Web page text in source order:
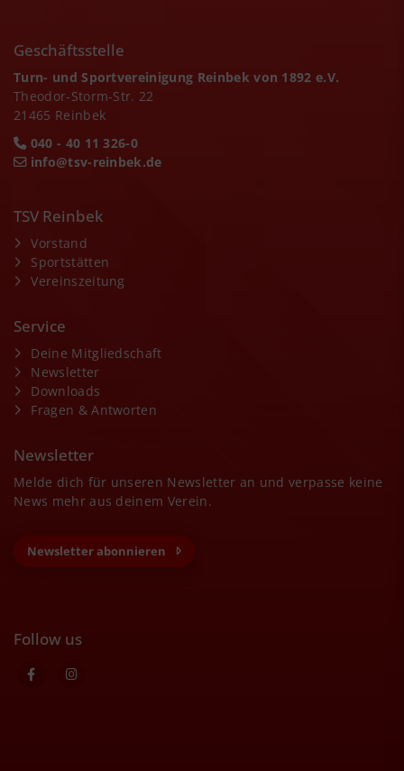
Geschäftsstelle
Turn- und Sportvereinigung Reinbek von 1892 e.V.
Theodor-Storm-Str. 22
21465 Reinbek
040 - 40 11 326-0
info@tsv-reinbek.de
TSV Reinbek
Vorstand
Sportstätten
Vereinszeitung
Service
Deine Mitgliedschaft
Newsletter
Downloads
Fragen & Antworten
Newsletter
Melde dich für unseren Newsletter an und verpasse keine
News mehr aus deinem Verein.
Newsletter abonnieren
Follow us